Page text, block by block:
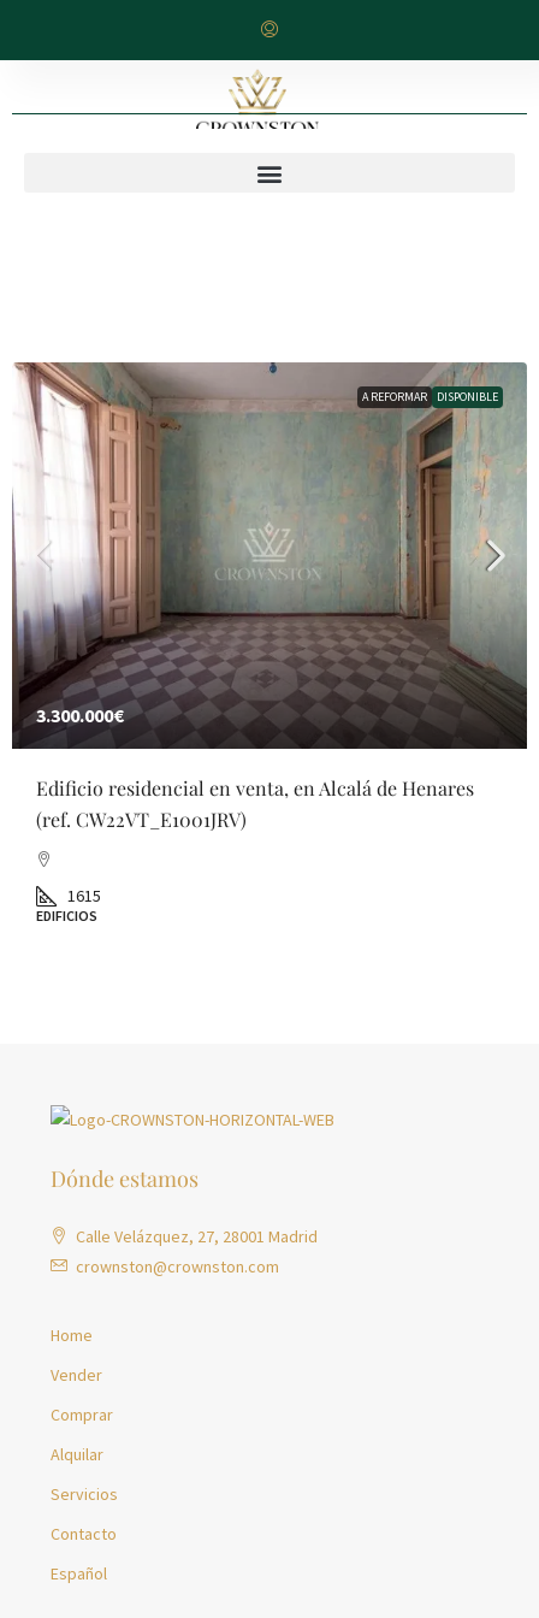
A REFORMAR DISPONIBLE
3.300.000€
Edificio residencial en venta, en Alcalá de Henares
(ref. CW22VT_E1001JRV)
1615
EDIFICIOS
Dónde estamos
Calle Velázquez, 27, 28001 Madrid
crownston@crownston.com
Home
Vender
Comprar
Alquilar
Servicios
Contacto
Español